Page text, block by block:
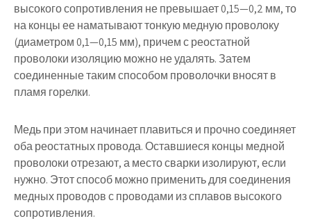
высокого сопротивления не превышает 0,15—0,2 мм, то
на концы ее наматывают тонкую медную проволоку
(диаметром 0,1—0,15 мм), причем с реостатной
проволоки изоляцию можно не удалять. Затем
соединенные таким способом проволочки вносят в
пламя горелки.
Медь при этом начинает плавиться и прочно соединяет
оба реостатных провода. Оставшиеся концы медной
проволоки отрезают, а место сварки изолируют, если
нужно. Этот способ можно применить для соединения
медных проводов с проводами из сплавов высокого
сопротивления.